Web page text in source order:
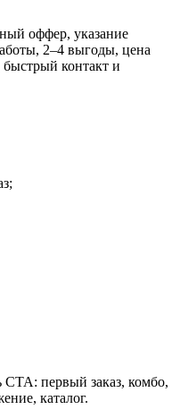
оффер, указание
2–4 выгоды, цена
быстрый контакт и
первый заказ, комбо,
каталог.